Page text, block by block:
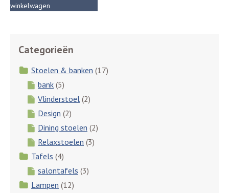
winkelwagen
Categorieën
Stoelen & banken (17)
bank (5)
Vlinderstoel (2)
Design (2)
Dining stoelen (2)
Relaxstoelen (3)
Tafels (4)
salontafels (3)
Lampen (12)